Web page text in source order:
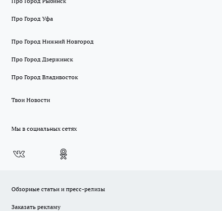
Про Город Уфа
Про Город Нижний Новгород
Про Город Дзержинск
Про Город Владивосток
Твои Новости
Мы в социальных сетях
Обзорные статьи и пресс-релизы
Заказать рекламу